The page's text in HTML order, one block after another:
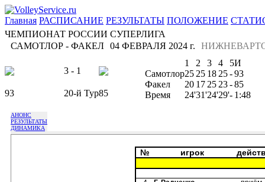
Главная РАСПИСАНИЕ РЕЗУЛЬТАТЫ ПОЛОЖЕНИЕ
ЧЕМПИОНАТ РОССИИ СУПЕРЛИГА
САМОТЛОР - ФАКЕЛ 04 ФЕВРАЛЯ 2024 г.
3 - 1
93 20-й Тур85
1 2 3 4 5И
Самотлор25 25 18 25-93
Факел
20 17 25 23-85
Время
24'31'24'29'- 1:48
АНОНС
РЕЗУЛЬТАТЫ
ДИНАМИКА
№ игрок